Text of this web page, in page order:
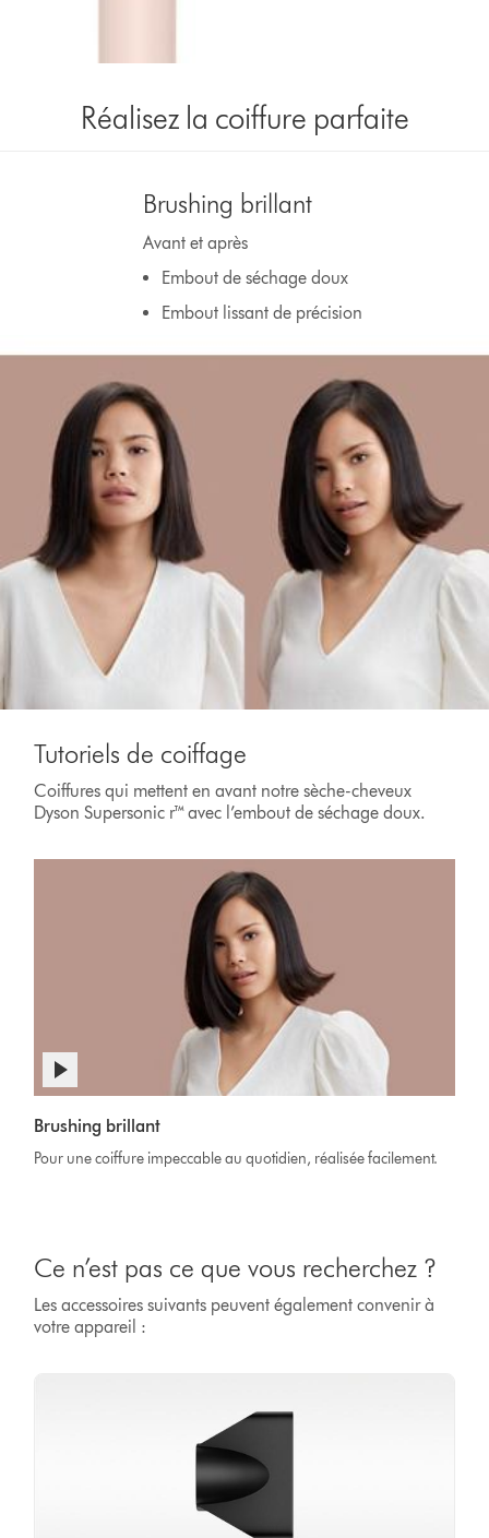
Réalisez la coiffure parfaite
Brushing brillant
Avant et après
Embout de séchage doux
Embout lissant de précision
Tutoriels de coiffage
Coiffures qui mettent en avant notre sèche-cheveux
Dyson Supersonic r™ avec l’embout de séchage doux.
Transcript
Afficher
la
transcription
de
la
Brushing brillant
Pour une coiffure impeccable au quotidien, réalisée facilement.
Ce n’est pas ce que vous recherchez ?
Les accessoires suivants peuvent également convenir à
votre appareil :